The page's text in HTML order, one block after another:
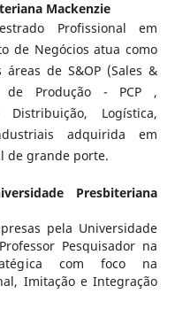
Mackenzie
Profissional em
de Negócios atua como
de S&OP (Sales &
de Produção - PCP ,
Logística,
adquirida em
de grande porte.
Presbiteriana
pela Universidade
Pesquisador na
com foco na
Imitação e Integração